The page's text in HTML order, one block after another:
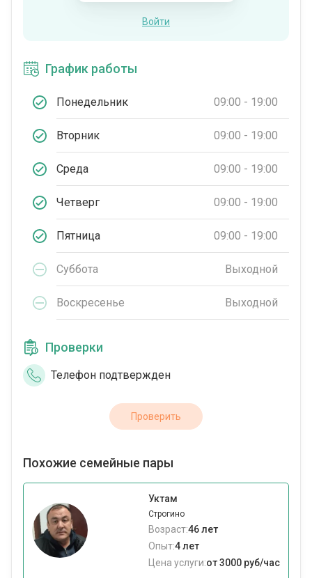
Войти
График работы
Понедельник 09:00 - 19:00
Вторник 09:00 - 19:00
Среда 09:00 - 19:00
Четверг 09:00 - 19:00
Пятница 09:00 - 19:00
Суббота Выходной
Воскресенье Выходной
Проверки
Телефон подтвержден
Проверить
Похожие семейные пары
Уктам
Строгино
Возраст:46 лет
Опыт:4 лет
Цена услуги:от 3000 руб/час